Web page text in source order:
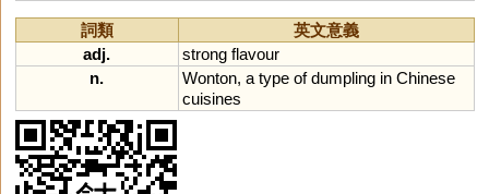
詞類
英文意義
adj.
strong flavour
n.
Wonton, a type of dumpling in Chinese
cuisines